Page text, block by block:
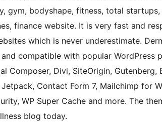
gym, bodyshape, fitness, total
finance website. It is very fast and
which is never underestimate.
compatible with popular WordPress
Composer, Divi, SiteOrigin, Gutenberg,
Contact Form 7, Mailchimp for
WP Super Cache and more. The
blog today.